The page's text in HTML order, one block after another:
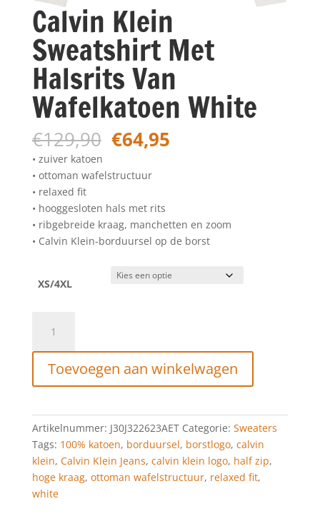
Calvin Klein
Sweatshirt Met
Halsrits Van
Wafelkatoen White
€129,90 Oorspronkelijke
prijs
was:
€129,90.
€64,95Huidige
• zuiver katoen
• ottoman wafelstructuur
• relaxed fit
• hooggesloten hals met rits
• ribgebreide kraag, manchetten en zoom
• Calvin Klein-borduursel op de borst
XS/4XL
Klein
Sweatshirt
Met
Halsrits
Wafelkatoen
White
aantal
Toevoegen aan winkelwagen
Artikelnummer: J30J322623AET Categorie: Sweaters
Tags: 100% katoen, borduursel, borstlogo, calvin
klein, Calvin Klein Jeans, calvin klein logo, half zip,
hoge kraag, ottoman wafelstructuur, relaxed fit,
white